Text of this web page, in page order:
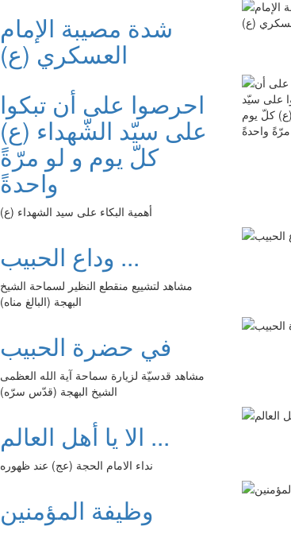
شدة مصيبة الإمام
العسكري (ع)
احرصوا على أن تبكوا
على سيّد الشّهداء (ع)
كلّ يوم و لو مرّةً
واحدةً
أهمية البكاء على سيد الشهداء (ع)
وداع الحبيب ...
مشاهد لتشييع منقطع النظير لسماحة الشيخ
البهجة (البالغ مناه)
في حضرة الحبيب
مشاهد قدسيّة لزيارة سماحة آية الله العظمى
الشيخ البهجة (قدّس سرّه)
الا يا أهل العالم ...
نداء الامام الحجة (عج) عند ظهوره
وظيفة المؤمنين